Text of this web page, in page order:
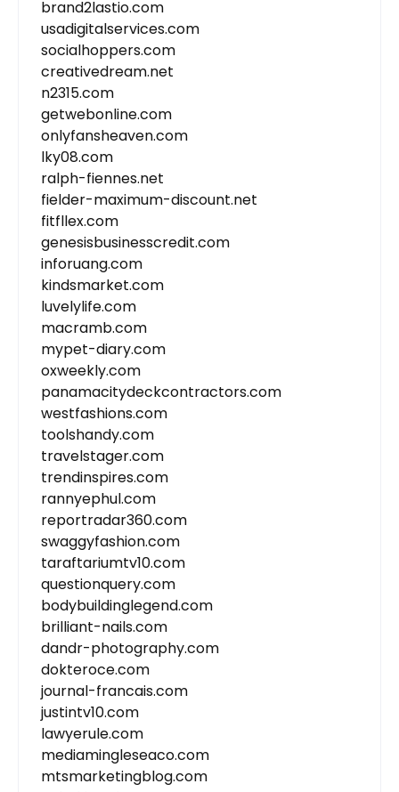
brand2lastio.com
usadigitalservices.com
socialhoppers.com
creativedream.net
n2315.com
getwebonline.com
onlyfansheaven.com
lky08.com
ralph-fiennes.net
fielder-maximum-discount.net
fitfllex.com
genesisbusinesscredit.com
inforuang.com
kindsmarket.com
luvelylife.com
macramb.com
mypet-diary.com
oxweekly.com
panamacitydeckcontractors.com
westfashions.com
toolshandy.com
travelstager.com
trendinspires.com
rannyephul.com
reportradar360.com
swaggyfashion.com
taraftariumtv10.com
questionquery.com
bodybuildinglegend.com
brilliant-nails.com
dandr-photography.com
dokteroce.com
journal-francais.com
justintv10.com
lawyerule.com
mediamingleseaco.com
mtsmarketingblog.com